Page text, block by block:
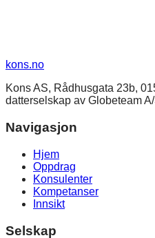
kons.no
Kons AS, Rådhusgata 23b,
datterselskap av Globeteam
Navigasjon
Hjem
Oppdrag
Konsulenter
Kompetanser
Innsikt
Selskap